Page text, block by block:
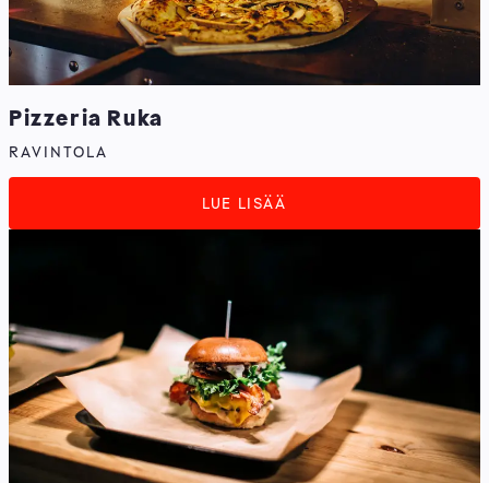
Pizzeria Ruka
RAVINTOLA
LUE LISÄÄ